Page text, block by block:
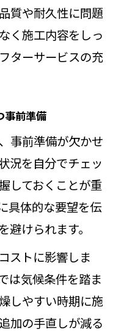
質や耐久性に問題
く施工内容をしっ
ターサービスの充
事前準備
事前準備が欠かせ
況を自分でチェッ
しておくことが重
具体的な要望を伝
避けられます。
ストに影響しま
は気候条件を踏ま
しやすい時期に施
加の手直しが減る